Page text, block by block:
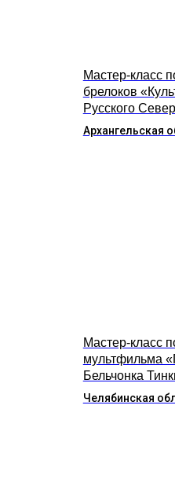
Мастер-класс
брелоков
Русского
Архангельская
Мастер-класс
мультфильма
Бельчонка
Челябинская